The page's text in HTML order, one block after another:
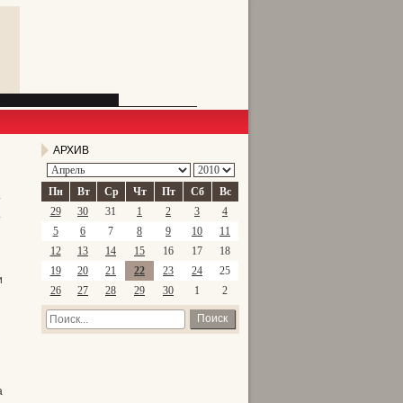
АРХИВ
Пн Вт Ср Чт Пт Сб
Вс
29
30 31 1 2 3
4
5
6 7 8 9 10
11
12
13 14 15 16 17
18
19
20 21 22 23 24
25
26
27 28 29 30 1 2
Поиск